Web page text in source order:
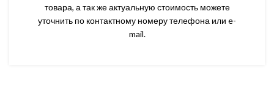
товара, а так же актуальную стоимость можете
уточнить по контактному номеру телефона или e-
mail.